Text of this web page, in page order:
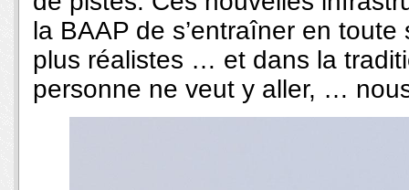
la BAAP de s’entraîner en
plus réalistes … et dans la
personne ne veut y aller, …